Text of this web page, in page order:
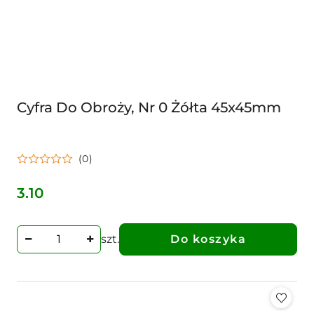
Cyfra Do Obroży, Nr 0 Żółta 45x45mm
(0)
Cena:
3.10
szt. Do koszyka